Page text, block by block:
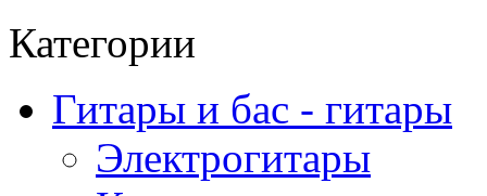
Категории
Гитары и бас - гитары
Электрогитары